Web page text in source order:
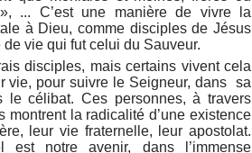
... C’est une manière de vivre la
à Dieu, comme disciples de Jésus
vie qui fut celui du Sauveur.
disciples, mais certains vivent cela
vie, pour suivre le Seigneur, dans sa
le célibat. Ces personnes, à travers
la radicalité d’une existence
leur vie fraternelle, leur apostolat.
notre avenir, dans l’immense